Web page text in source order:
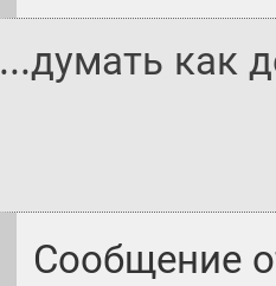
...думать как
Сообщение